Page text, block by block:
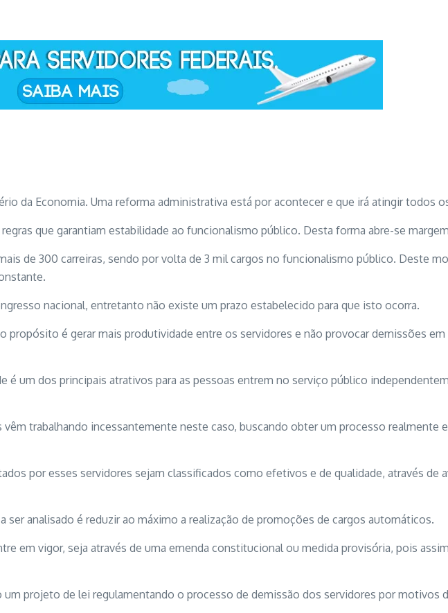
da Economia. Uma reforma administrativa está por acontecer e que irá atingir todos
que garantiam estabilidade ao funcionalismo público. Desta forma abre-se
de 300 carreiras, sendo por volta de 3 mil cargos no funcionalismo público. Deste
nacional, entretanto não existe um prazo estabelecido para que isto ocorra.
é gerar mais produtividade entre os servidores e não provocar demissões
é um dos principais atrativos para as pessoas entrem no serviço público
trabalhando incessantemente neste caso, buscando obter um processo realmente
por esses servidores sejam classificados como efetivos e de qualidade, através de
analisado é reduzir ao máximo a realização de promoções de cargos automáticos.
em vigor, seja através de uma emenda constitucional ou medida provisória, pois
um projeto de lei regulamentando o processo de demissão dos servidores por motivos